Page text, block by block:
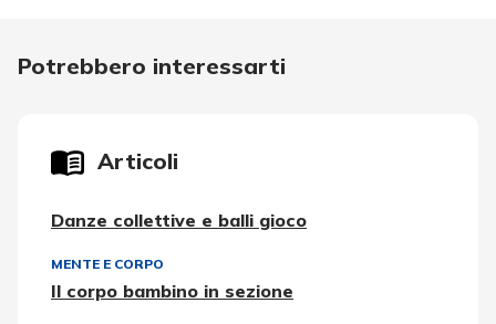
Potrebbero interessarti
Articoli
Danze collettive e balli gioco
MENTE E CORPO
Il corpo bambino in sezione